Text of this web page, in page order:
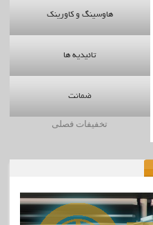
هاوسینگ و کاورینک
تائیدیه ها
ضمانت
تخفیفات فصلی